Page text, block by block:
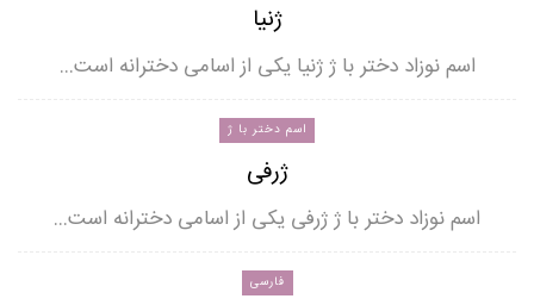
ژنیا
اسم نوزاد دختر با ژ ژنیا یکی از اسامی دخترانه است…
اسم دختر با ژ
ژرفی
اسم نوزاد دختر با ژ ژرفی یکی از اسامی دخترانه است…
فارسی